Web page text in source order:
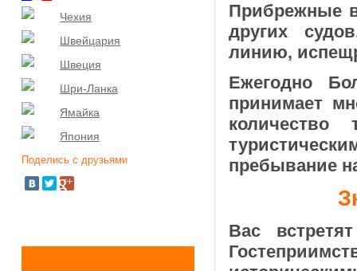
Чехия
Швейцария
Швеция
Шри-Ланка
Ямайка
Япония
Поделись с друзьями
Прибрежные
других
линию,
Ежегодно
принимает
количество
пребывание
Вас